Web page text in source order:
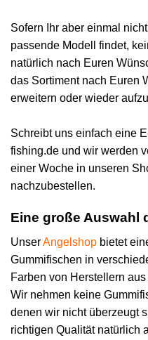
Sofern Ihr aber einmal
passende Modell findet,
natürlich nach Euren
das Sortiment nach Euren
erweitern oder wieder
Schreibt uns einfach eine
fishing.de und wir werden
einer Woche in unseren
nachzubestellen.
Eine große Auswahl
UnserAngelshop bietet
Gummifischen in
Farben von Herstellern
Wir nehmen keine
denen wir nicht überzeugt
richtigen Qualität natürlich